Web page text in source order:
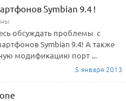
Symbian 9.4 !
обсуждать проблемы с
Symbian 9.4! А также
модификацию порт ...
5 января 2013